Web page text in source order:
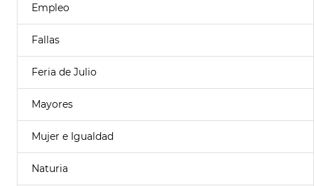
Empleo
Fallas
Feria de Julio
Mayores
Mujer e Igualdad
Naturia